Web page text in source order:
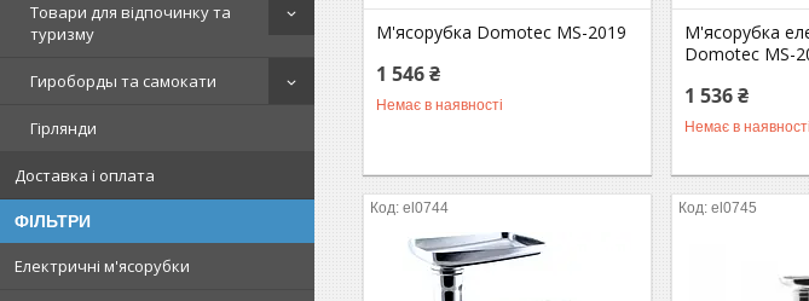
Товари для відпочинку та
туризму
Гироборды та самокати
Гірлянди
Доставка і оплата
ФІЛЬТРИ
Електричні м'ясорубки
М'ясорубка Domotec MS-2019
1 546 ₴
Немає в наявності
М'ясорубка
Domotec MS-
1 536 ₴
Немає в наявності
el0744 el0745